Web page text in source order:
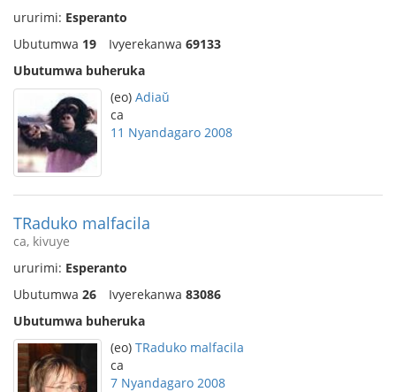
ururimi: Esperanto
Ubutumwa 19 Ivyerekanwa 69133
Ubutumwa buheruka
(eo) Adiaŭ
ca
11 Nyandagaro 2008
TRaduko malfacila
ca, kivuye
ururimi: Esperanto
Ubutumwa 26 Ivyerekanwa 83086
Ubutumwa buheruka
(eo) TRaduko malfacila
ca
7 Nyandagaro 2008